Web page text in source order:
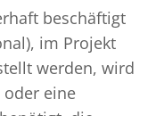
beschäftigt
im Projekt
werden, wird
oder eine